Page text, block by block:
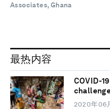
Associates, Ghana
最热内容
COVID-
2020年06